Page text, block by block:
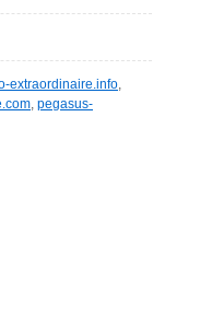
extraordinaire.info,
, pegasus-